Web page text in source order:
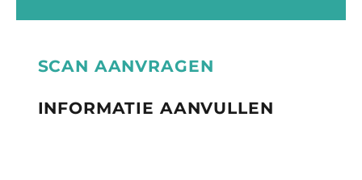
SCAN AANVRAGEN
INFORMATIE AANVULLEN